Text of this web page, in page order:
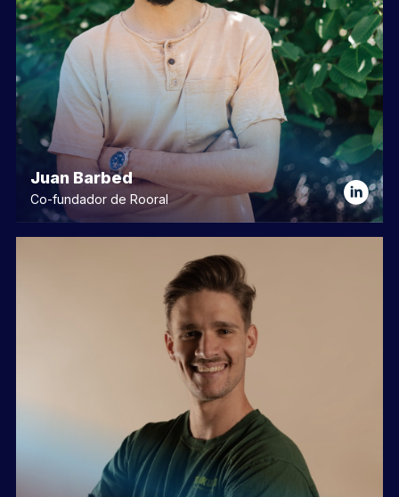
Juan Barbed
Co-fundador de Rooral